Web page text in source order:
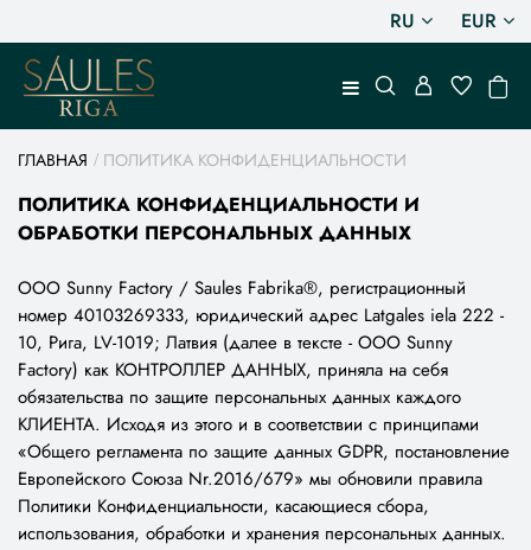
RU EUR
ГЛАВНАЯ ПОЛИТИКА КОНФИДЕНЦИАЛЬНОСТИ
ПОЛИТИКА КОНФИДЕНЦИАЛЬНОСТИ И
ОБРАБОТКИ ПЕРСОНАЛЬНЫХ ДАННЫХ
ООО Sunny Factory / Saules Fabrika®, регистрационный
номер 40103269333, юридический адрес Latgales iela 222 -
10, Рига, LV-1019; Латвия (далее в тексте - ООО Sunny
Factory) как КОНТРОЛЛЕР ДАННЫХ, приняла на себя
обязательства по защите персональных данных каждого
КЛИЕНТА. Исходя из этого и в соответствии с принципами
«Общего регламента по защите данных GDPR, постановление
Европейского Союза Nr.2016/679» мы обновили правила
Политики Конфиденциальности, касающиеся сбора,
использования, обработки и хранения персональных данных.